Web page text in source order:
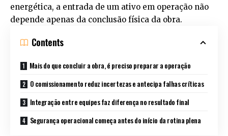
energética, a entrada de um ativo em operação não
depende apenas da conclusão física da obra.
Contents
Mais do que concluir a obra, é preciso preparar a operação
O comissionamento reduz incertezas e antecipa falhas críticas
Integração entre equipes faz diferença no resultado final
Segurança operacional começa antes do início da rotina plena